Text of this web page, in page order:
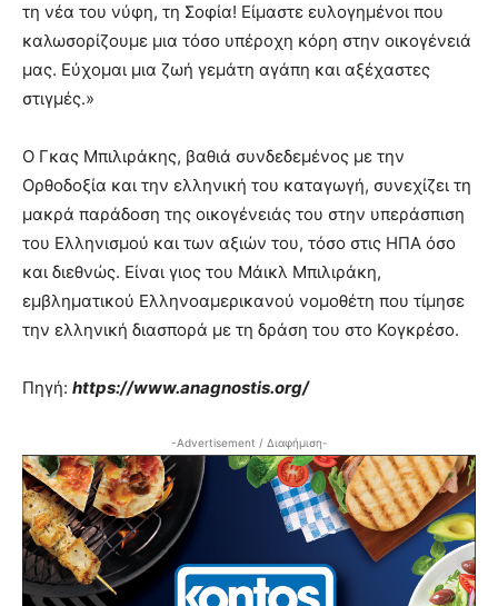
τη νέα του νύφη, τη Σοφία! Είμαστε ευλογημένοι που
καλωσορίζουμε μια τόσο υπέροχη κόρη στην οικογένειά
μας. Εύχομαι μια ζωή γεμάτη αγάπη και αξέχαστες
στιγμές.»
Ο Γκας Μπιλιράκης, βαθιά συνδεδεμένος με την
Ορθοδοξία και την ελληνική του καταγωγή, συνεχίζει τη
μακρά παράδοση της οικογένειάς του στην υπεράσπιση
του Ελληνισμού και των αξιών του, τόσο στις ΗΠΑ όσο
και διεθνώς. Είναι γιος του Μάικλ Μπιλιράκη,
εμβληματικού Ελληνοαμερικανού νομοθέτη που τίμησε
την ελληνική διασπορά με τη δράση του στο Κογκρέσο.
Πηγή: https://www.anagnostis.org/
-Advertisement / Διαφήμιση-